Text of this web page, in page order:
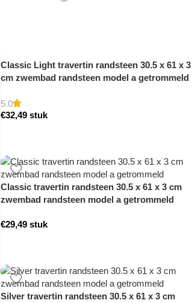
Classic Light travertin randsteen 30.5 x 61 x 3
cm zwembad randsteen model a getrommeld
5.0
€32,49 stuk
Classic travertin randsteen 30.5 x 61 x 3 cm
zwembad randsteen model a getrommeld
€29,49 stuk
Silver travertin randsteen 30.5 x 61 x 3 cm